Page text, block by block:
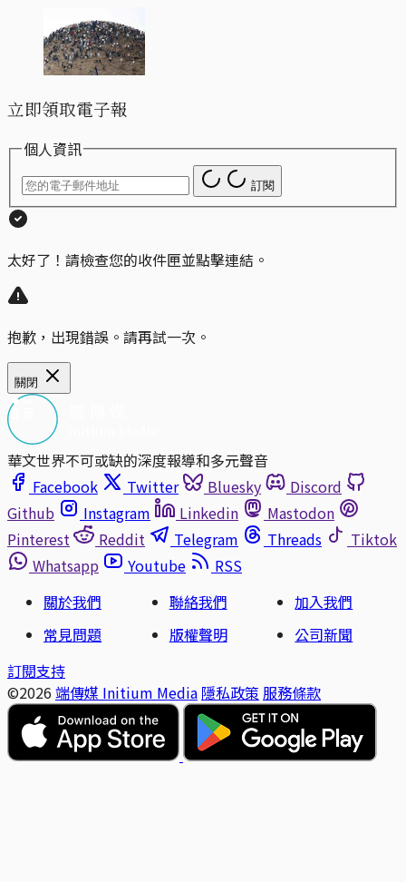
立即領取電子報
個人資訊
訂閱
太好了！請檢查您的收件匣並點擊連結。
抱歉，出現錯誤。請再試一次。
關閉
華文世界不可或缺的深度報導和多元聲音
Facebook
Twitter Bluesky
Discord
Github
Instagram Linkedin
Mastodon
Pinterest
Reddit Telegram Threads
Tiktok
Whatsapp
Youtube
RSS
關於我們
聯絡我們
加入我們
常見問題
版權聲明
公司新聞
訂閱支持
©2026 端傳媒 Initium Media 隱私政策 服務條款